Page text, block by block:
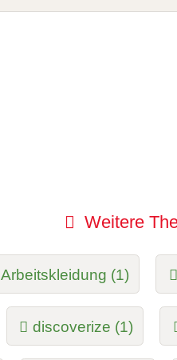
Weitere
Arbeitskleidung (1)
discoverize (1)